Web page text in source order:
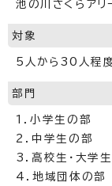
池の川さくらアリ
対象
5人から30人程
部門
1．小学生の部
2．中学生の部
3．高校生・大学
4．地域団体の部